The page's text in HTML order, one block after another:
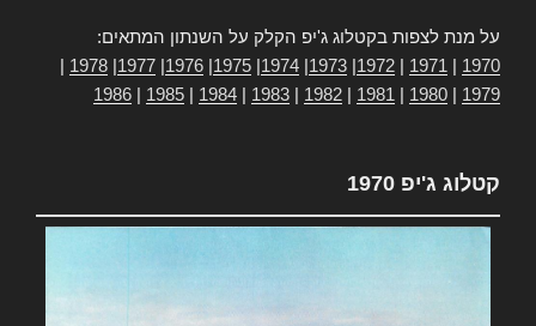
על מנת לצפות בקטלוג ג'יפ הקלק על השנתון המתאים:
1970
1971
1972
1973
1974
1975
1976
1977
1978
1979
1980
1981
1982
1983
1984
1985
1986
קטלוג ג'יפ 1970